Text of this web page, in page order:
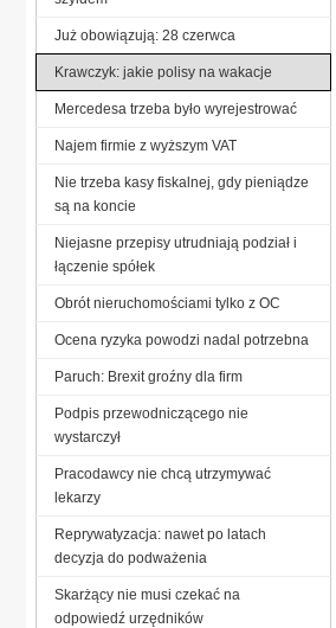
Już obowiązują: 28 czerwca
Krawczyk: jakie polisy na wakacje
Mercedesa trzeba było wyrejestrować
Najem firmie z wyższym VAT
Nie trzeba kasy fiskalnej, gdy pieniądze
są na koncie
Niejasne przepisy utrudniają podział i
łączenie spółek
Obrót nieruchomościami tylko z OC
Ocena ryzyka powodzi nadal potrzebna
Paruch: Brexit groźny dla firm
Podpis przewodniczącego nie
wystarczył
Pracodawcy nie chcą utrzymywać
lekarzy
Reprywatyzacja: nawet po latach
decyzja do podważenia
Skarżący nie musi czekać na
odpowiedź urzędników